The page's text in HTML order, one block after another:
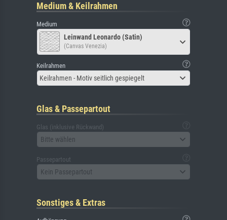
Medium & Keilrahmen
Medium
Leinwand Leonardo (Satin)
(Canvas Venezia)
Keilrahmen
Keilrahmen - Motiv seitlich gespiegelt
Glas & Passepartout
Glas (inklusive Rückwand)
Bitte wählen
Passepartout
Kein Passepartout
Sonstiges & Extras